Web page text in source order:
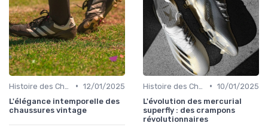
• 12/01/2025
L'élégance intemporelle des
chaussures vintage
• 10/01/2025
L'évolution des mercurial
superfly : des crampons
révolutionnaires